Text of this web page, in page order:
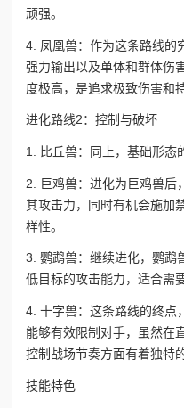
顽强。
4. 凤凰兽：作为这条路线的
强力输出以及单体和群体伤
度极高，是追求极致伤害和
进化路线2：控制与破坏
1. 比丘兽：同上，基础形态
2. 巨鸡兽：进化为巨鸡兽后
其攻击力，同时有机会施加
样性。
3. 鹦鹉兽：继续进化，鹦鹉
低目标的攻击能力，适合需
4. 十字兽：这条路线的终点
能够有效限制对手，虽然在
控制战场节奏方面有着独特
技能特色